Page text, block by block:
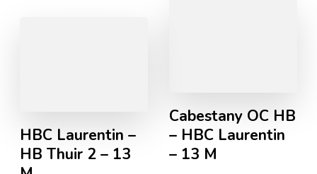
Cabestany OC HB
– HBC Laurentin
– 13 M
HBC Laurentin –
HB Thuir 2 – 13